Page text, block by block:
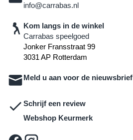
info@carrabas.nl
Kom langs in de winkel
Carrabas speelgoed
Jonker Fransstraat 99
3031 AP Rotterdam
Meld u aan voor de nieuwsbrief
Schrijf een review
Webshop Keurmerk